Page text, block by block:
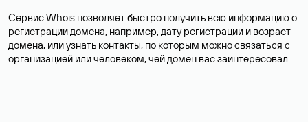
Сервис Whois позволяет быстро получить всю информацию о
регистрации домена, например, дату регистрации и возраст
домена, или узнать контакты, по которым можно связаться с
организацией или человеком, чей домен вас заинтересовал.